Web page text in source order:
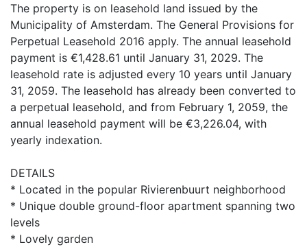
The property is on leasehold land issued by the
Municipality of Amsterdam. The General Provisions for
Perpetual Leasehold 2016 apply. The annual leasehold
payment is €1,428.61 until January 31, 2029. The
leasehold rate is adjusted every 10 years until January
31, 2059. The leasehold has already been converted to
a perpetual leasehold, and from February 1, 2059, the
annual leasehold payment will be €3,226.04, with
yearly indexation.
DETAILS
* Located in the popular Rivierenbuurt neighborhood
* Unique double ground-floor apartment spanning two
levels
* Lovely garden